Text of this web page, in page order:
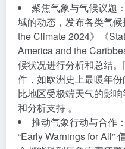
聚焦气象与气候议题
域的动态，发布各类气
the Climate 2024》《
America and the
候状况进行分析和总结
件，如欧洲史上最暖年
比地区受极端天气的影
和分析支持 。
推动气象行动与合作
“Early Warnings for All”